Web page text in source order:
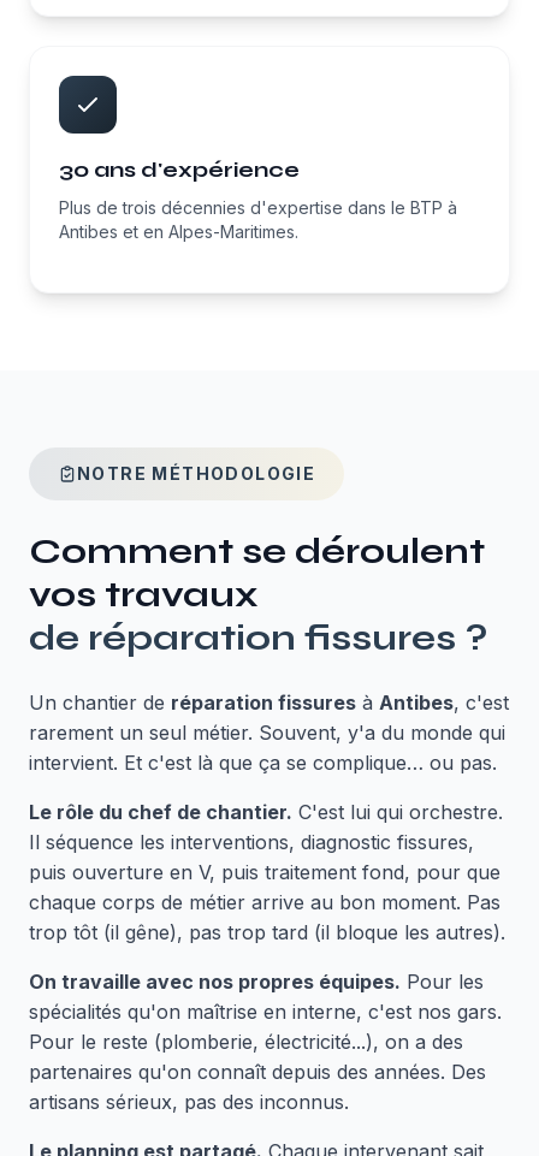
30 ans d'expérience
Plus de trois décennies d'expertise dans le BTP à
Antibes et en Alpes-Maritimes.
NOTRE MÉTHODOLOGIE
Comment se déroulent
vos travaux
de réparation fissures ?
Un chantier de réparation fissures à Antibes, c'est
rarement un seul métier. Souvent, y'a du monde qui
intervient. Et c'est là que ça se complique… ou pas.
Le rôle du chef de chantier. C'est lui qui orchestre.
Il séquence les interventions, diagnostic fissures,
puis ouverture en V, puis traitement fond, pour que
chaque corps de métier arrive au bon moment. Pas
trop tôt (il gêne), pas trop tard (il bloque les autres).
On travaille avec nos propres équipes. Pour les
spécialités qu'on maîtrise en interne, c'est nos gars.
Pour le reste (plomberie, électricité...), on a des
partenaires qu'on connaît depuis des années. Des
artisans sérieux, pas des inconnus.
Le planning est partagé. Chaque intervenant sait